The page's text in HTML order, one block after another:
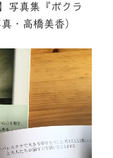
写真集『ボクラ
・高橋美香）